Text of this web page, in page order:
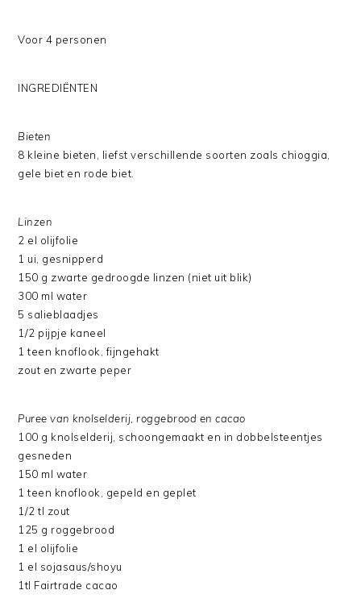
Voor 4 personen
INGREDIËNTEN
Bieten
8 kleine bieten, liefst verschillende soorten zoals chioggia,
gele biet en rode biet.
Linzen
2 el olijfolie
1 ui, gesnipperd
150 g zwarte gedroogde linzen (niet uit blik)
300 ml water
5 salieblaadjes
1/2 pijpje kaneel
1 teen knoflook, fijngehakt
zout en zwarte peper
Puree van knolselderij, roggebrood en cacao
100 g knolselderij, schoongemaakt en in dobbelsteentjes
gesneden
150 ml water
1 teen knoflook, gepeld en geplet
1/2 tl zout
125 g roggebrood
1 el olijfolie
1 el sojasaus/shoyu
1tl Fairtrade cacao